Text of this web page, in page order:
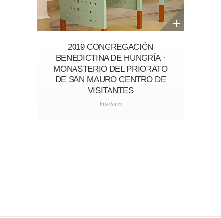
2019 CONGREGACIÓN
BENEDICTINA DE HUNGRÍA ·
MONASTERIO DEL PRIORATO
DE SAN MAURO CENTRO DE
VISITANTES
Interiores